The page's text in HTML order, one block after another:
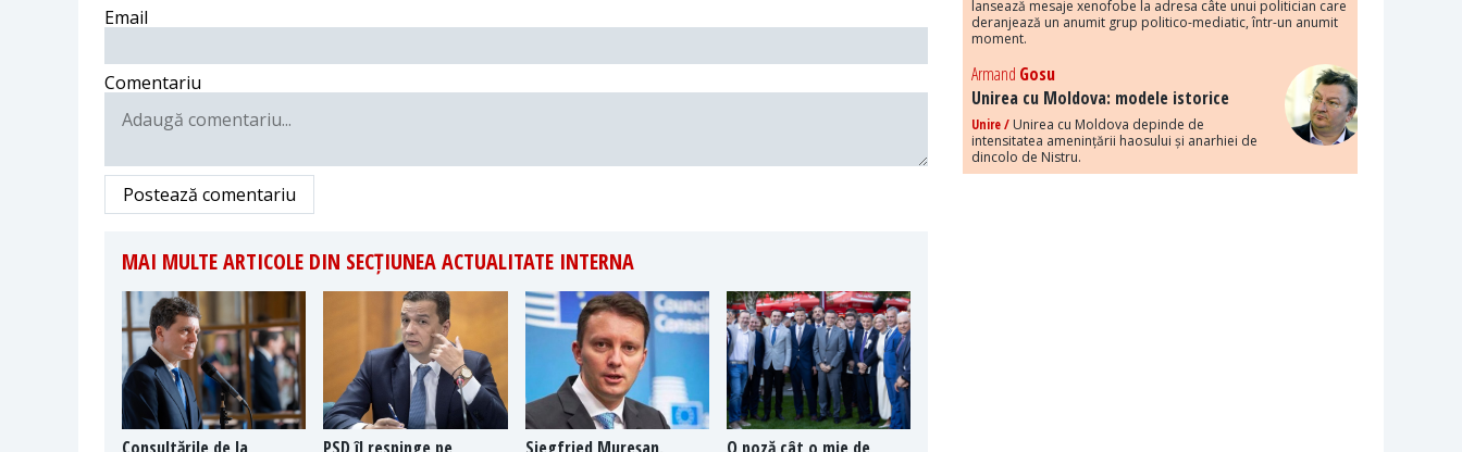
Email
Comentariu
Postează comentariu
MAI MULTE ARTICOLE DIN SECȚIUNEA ACTUALITATE INTERNA
lansează mesaje xenofobe la adresa câte unui politician care
deranjează un anumit grup politico-mediatic, într-un anumit
moment.
Armand Gosu
Unirea cu Moldova: modele istorice
Unire / Unirea cu Moldova depinde de
intensitatea amenințării haosului și anarhiei de
dincolo de Nistru.